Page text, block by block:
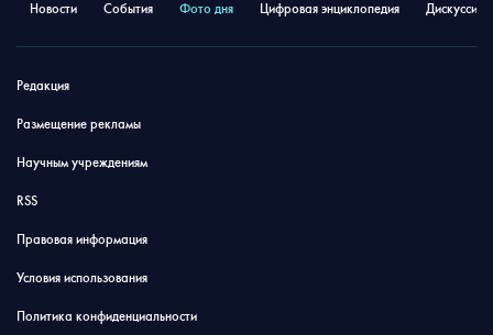
Новости События Фото дня Цифровая энциклопедия
Редакция
Размещение рекламы
Научным учреждениям
RSS
Правовая информация
Условия использования
Политика конфиденциальности